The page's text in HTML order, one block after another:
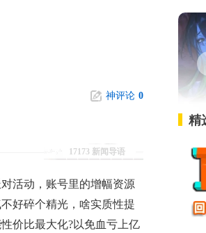
天堂
王权与自
神评论 0
17173 新闻导语
活动，账号里的增幅资源
好碎个精光，啥实质性提
价比最大化?以免血亏上亿
精